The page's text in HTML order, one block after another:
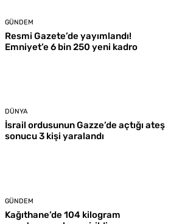
GÜNDEM
Resmi Gazete’de yayımlandı!
Emniyet’e 6 bin 250 yeni kadro
DÜNYA
İsrail ordusunun Gazze’de açtığı ateş
sonucu 3 kişi yaralandı
GÜNDEM
Kağıthane’de 104 kilogram